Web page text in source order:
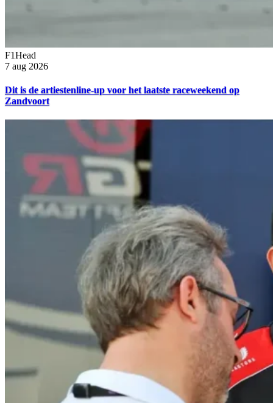
F1Head
7 aug 2026
Dit is de artiestenline-up voor het laatste raceweekend op
Zandvoort